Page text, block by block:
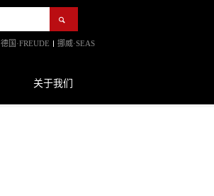
德国·FREUDE 挪威·SEAS
关于我们